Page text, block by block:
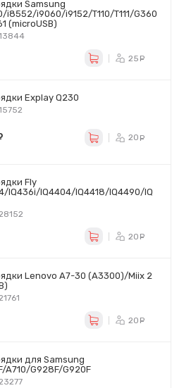
Samsung
i9060/i9152/T110/T111/G360
(microUSB)
25
Explay Q230
20
Fly
IQ436i/IQ4404/IQ4418/IQ4490/IQ
20
Lenovo A7-30 (A3300)/Miix 2
20
для Samsung
A710/G928F/G920F